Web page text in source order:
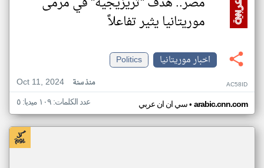
موريتانيا يثير تفاعلاً
اخبار موريتانيا
Politics
Oct 11, 2024
منذ سنة AC58ID
سي ان ان عربي• arabic.cnn.com عدد الكلمات: ١٠٩ ميديا: ٥